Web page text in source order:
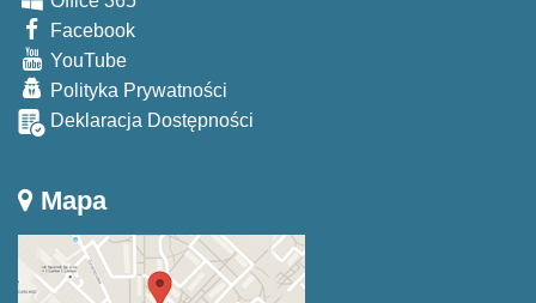
Facebook
YouTube
Polityka Prywatności
Deklaracja Dostępności
Mapa